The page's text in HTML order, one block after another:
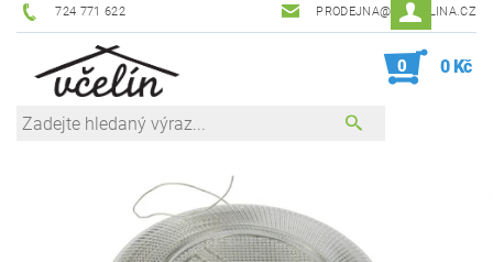
724 771 622 PRODEJNA@ZEVCELINA.CZ
0 0 Kč